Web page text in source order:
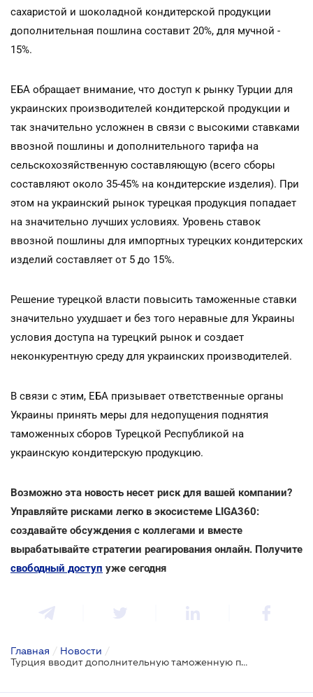
сахаристой и шоколадной кондитерской продукции
дополнительная пошлина составит 20%, для мучной -
15%.
ЕБА обращает внимание, что доступ к рынку Турции для
украинских производителей кондитерской продукции и
так значительно усложнен в связи с высокими ставками
ввозной пошлины и дополнительного тарифа на
сельскохозяйственную составляющую (всего сборы
составляют около 35-45% на кондитерские изделия). При
этом на украинский рынок турецкая продукция попадает
на значительно лучших условиях. Уровень ставок
ввозной пошлины для импортных турецких кондитерских
изделий составляет от 5 до 15%.
Решение турецкой власти повысить таможенные ставки
значительно ухудшает и без того неравные для Украины
условия доступа на турецкий рынок и создает
неконкурентную среду для украинских производителей.
В связи с этим, ЕБА призывает ответственные органы
Украины принять меры для недопущения поднятия
таможенных сборов Турецкой Республикой на
украинскую кондитерскую продукцию.
Возможно эта новость несет риск для вашей компании?
Управляйте рисками легко в экосистеме LIGA360:
создавайте обсуждения с коллегами и вместе
вырабатывайте стратегии реагирования онлайн. Получите
свободный доступ уже сегодня
Главная / Новости /
Турция вводит дополнительную таможенную пошлину для 115 товаров